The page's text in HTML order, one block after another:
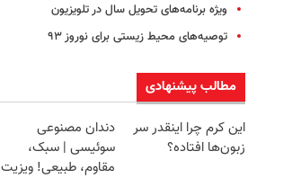
ویژه برنامه‌های تحویل سال در تلویزیون
توصیه‌های محیط زیستی برای نوروز ۹۳
مطالب پیشنهادی
این کرم چرا اینقدر سر
زبون‌ها افتاده؟
دندان مصنوعی
سوئیسی | سبک،
مقاوم، طبیعی! ویزیت